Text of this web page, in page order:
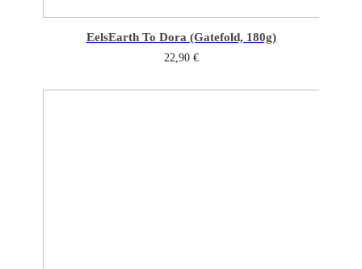
EelsEarth To Dora (Gatefold, 180g)
22,90 €